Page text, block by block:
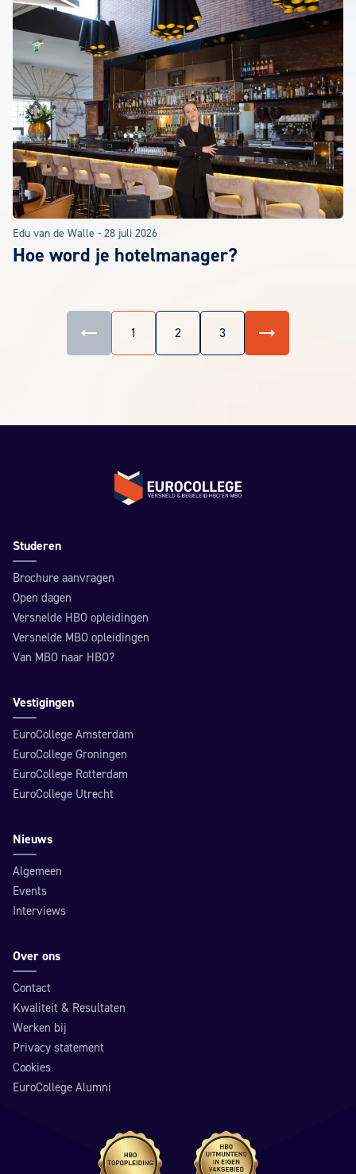
Edu van de Walle - 28 juli 2026
Hoe word je hotelmanager?
Vorige 1 2 3 Volgende
Terug naar de homepage
Studeren
Brochure aanvragen
Open dagen
Versnelde HBO opleidingen
Versnelde MBO opleidingen
Van MBO naar HBO?
Vestigingen
EuroCollege Amsterdam
EuroCollege Groningen
EuroCollege Rotterdam
EuroCollege Utrecht
Nieuws
Algemeen
Events
Interviews
Over ons
Contact
Kwaliteit & Resultaten
Werken bij
Privacy statement
Cookies
EuroCollege Alumni